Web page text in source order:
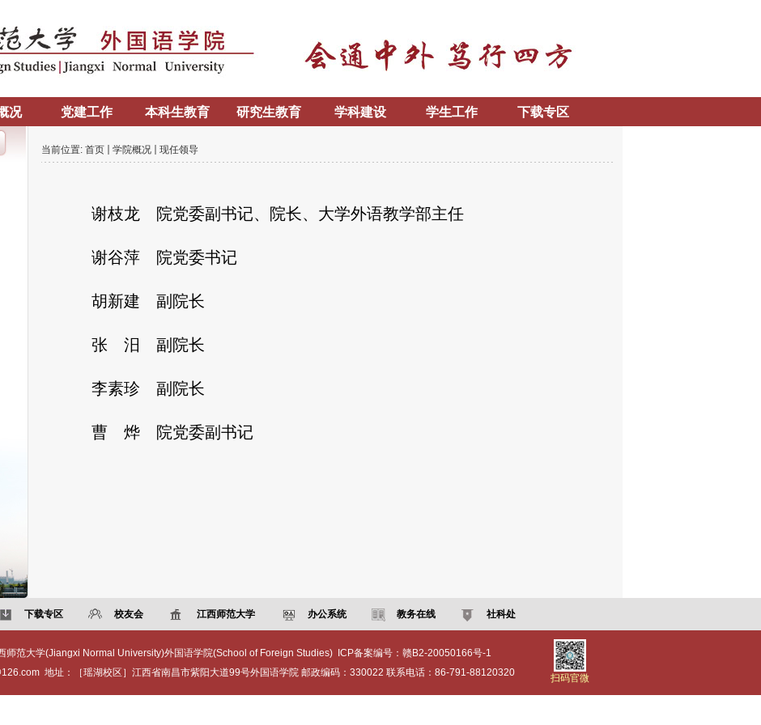
况 党建工作 本科生教育 研究生教育 学科建设 学生工作 下载专区
当前位置: 首页 学院概况 现任领导
谢枝龙 院党委副书记、院长、大学外语教学部主任
谢谷萍 院党委书记
胡新建 副院长
张 汨 副院长
李素珍 副院长
曹 烨 院党委副书记
下载专区 校友会 江西师范大学 办公系统 教务在线 社科处
师范大学(Jiangxi Normal University)外国语学院(School of Foreign Studies) ICP备案编号：赣B2-20050166号-1
地址：［瑶湖校区］江西省南昌市紫阳大道99号外国语学院 邮政编码：330022 联系电话：86-791-88120320
扫码官微